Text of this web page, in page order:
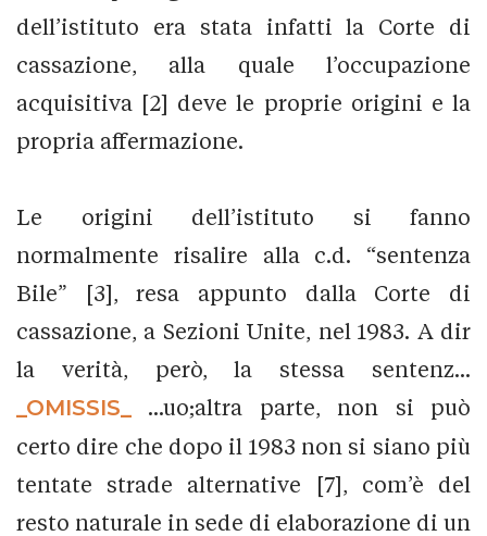
dell’istituto era stata infatti la Corte di
cassazione, alla quale l’occupazione
acquisitiva [2] deve le proprie origini e la
propria affermazione.
Le origini dell’istituto si fanno
normalmente risalire alla c.d. “sentenza
Bile” [3], resa appunto dalla Corte di
cassazione, a Sezioni Unite, nel 1983. A dir
la verità, però, la stessa sentenz...
_OMISSIS_
...uo;altra parte, non si può
certo dire che dopo il 1983 non si siano più
tentate strade alternative [7], com’è del
resto naturale in sede di elaborazione di un